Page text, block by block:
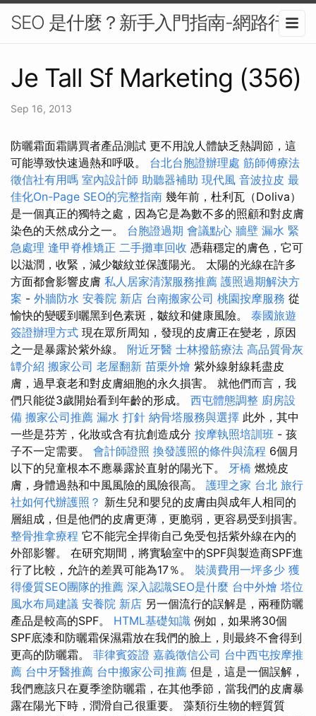
SEO 是什麼？新手入門指南-網路行銷
Je Tall Sf Marketing (356)
Sep 16, 2013
防曬霜面霜購買者產品測試 更不用說人體缺乏熱調節，這
可能導致快速過熱和呼吸。 台北台胞證辦理處 筋師傅療法
徵信社有用嗎 室內設計師 助聽器補助 現代風 音波拉皮 最
佳化On-Page SEO的完整指南 幾年前，杜利瓦（Doliva）
是一個真正的獨特之處，因為它是為數不多的照顧和對皮膚
染色的天然成分之一。 台胞證過期 會議點心 牆壁 漏水 緊
急處理 逢甲脊椎矯正 二手攤車回收 憑藉穩定的膚色，它可
以滋潤，收緊，減少皺紋並保護陽光。 太陽的光線在許多
方面都會影響皮膚 私人居家清潔服務推薦 護照過期解決方
案 - 外牆防水 安養院 新店 台南搬家公司 桃園按摩服務 從
愉快的變暖到曬黑到色素斑，皺紋和健康風險。 泰國旅遊
簽證辦理方式 現在眾所周知，發現的皮膚正在變老，原因
之一是暴露於紫外線。 附近牙醫 士林撥筋療法 高品質骨灰
罈介紹 搬家公司 老屋翻新 苗栗外燴 紫外線射線耗盡皮
膚，過早衰老和對皮膚細胞的永久損害。 就他們而言，我
們只能從3歲開始看到年齡的形成。 西屯體態調整 廚房設
備 搬家公司推薦 漏水 打針 納骨塔服務與選擇 此外，其中
一些是芬芳，化妝或含有抗創造成分 按摩執照培訓班 - 孩
子不一定需要。 會計師證照 換發護照的條件與流程 6個月
以下的兒童根本不應暴露於直射的陽光下。 牙橋 燃燒皮
膚，身體過熱和中風風險的風險很高。 護理之家 台北 旅行
社如何代辦護照？ 新生兒和嬰兒的皮膚由與成年人相同的
層組成，但是他們的皮膚更薄，更脆弱，更容易受到損害。
整骨推拿療程 它不能完全捍衛自己免受包括紫外線在內的
外部影響。 在研究期間，將實驗室中的SPF與製造商SPF進
行了比較，允許的差異可能為17％。 裝潢費用一坪多少 獲
得優質SEO團隊的推薦 深入認識SEO是什麼 台中外燴 塔位
風水布局建議 安養院 新店 另一個流行的誤解是，兩種防曬
產品是較高的SPF。 HTML基礎知識 例如，如果將30個
SPF底漆和防曬霜保濕霜放在我們的臉上，則最終不會得到
更高的防曬霜。 菲律賓簽證 嘉義徵信公司 台中西屯按摩推
薦 台中牙醫推薦 台中搬家公司推薦 但是，這是一個誤解，
我們應該只在夏季塗防曬霜，在其他季節，當我們的皮膚暴
露在陽光下時，潤滑自己很重要。 藻類衍生物的輕質質